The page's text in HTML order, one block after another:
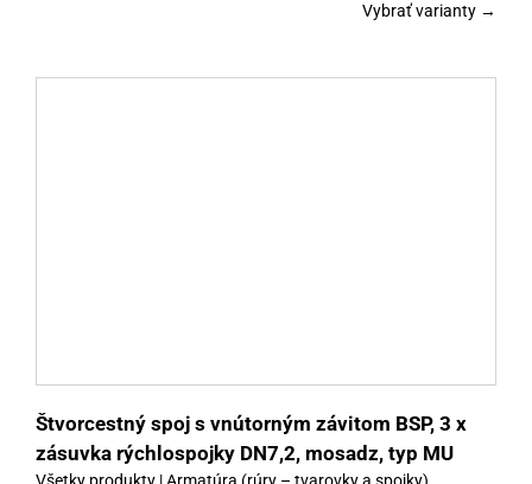
Vybrať varianty →
Štvorcestný spoj s vnútorným závitom BSP, 3 x
zásuvka rýchlospojky DN7,2, mosadz, typ MU
Všetky produkty | Armatúra (rúry – tvarovky a spojky)